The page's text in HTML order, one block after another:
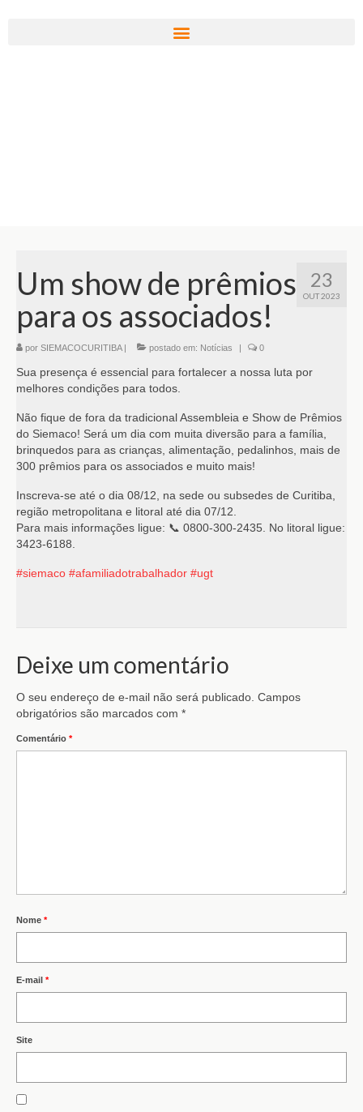
23
OUT 2023
Um show de prêmios
para os associados!
por SIEMACOCURITIBA| postado em: Notícias | 0
Sua presença é essencial para fortalecer a nossa luta por
melhores condições para todos.
Não fique de fora da tradicional Assembleia e Show de Prêmios
do Siemaco! Será um dia com muita diversão para a família,
brinquedos para as crianças, alimentação, pedalinhos, mais de
300 prêmios para os associados e muito mais!
Inscreva-se até o dia 08/12, na sede ou subsedes de Curitiba,
região metropolitana e litoral até dia 07/12.
Para mais informações ligue: 📞 0800-300-2435. No litoral ligue:
3423-6188.
#siemaco #afamiliadotrabalhador #ugt
Deixe um comentário
O seu endereço de e-mail não será publicado. Campos
obrigatórios são marcados com *
Comentário *
Nome *
E-mail *
Site